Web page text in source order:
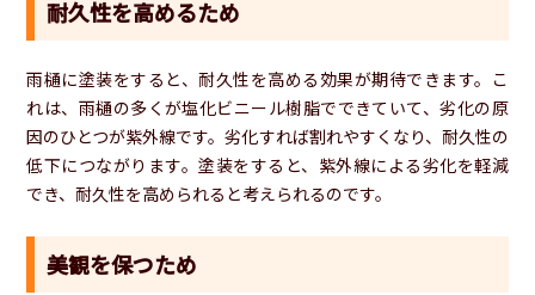
耐久性を高めるため
雨樋に塗装をすると、耐久性を高める効果が期待できます。こ
れは、雨樋の多くが塩化ビニール樹脂でできていて、劣化の原
因のひとつが紫外線です。劣化すれば割れやすくなり、耐久性の
低下につながります。塗装をすると、紫外線による劣化を軽減
でき、耐久性を高められると考えられるのです。
美観を保つため